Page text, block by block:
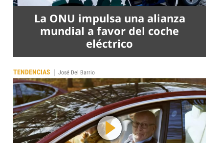
La ONU impulsa una alianza
mundial a favor del coche
eléctrico
TENDENCIAS | José Del Barrio